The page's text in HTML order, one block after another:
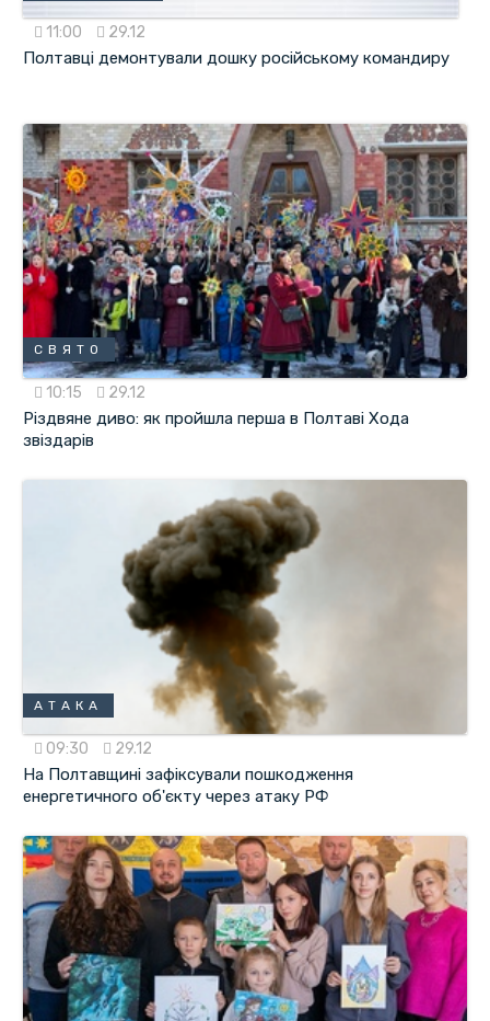
11:00 29.12
Полтавці демонтували дошку російському командиру
СВЯТО
10:15 29.12
Різдвяне диво: як пройшла перша в Полтаві Хода
звіздарів
АТАКА
09:30 29.12
На Полтавщині зафіксували пошкодження
енергетичного об'єкту через атаку РФ